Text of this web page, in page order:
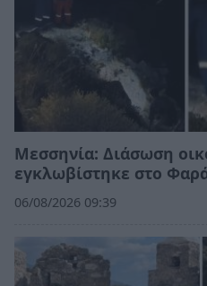
Μεσσηνία: Διάσωση
εγκλωβίστηκε στο
06/08/2026 09:39